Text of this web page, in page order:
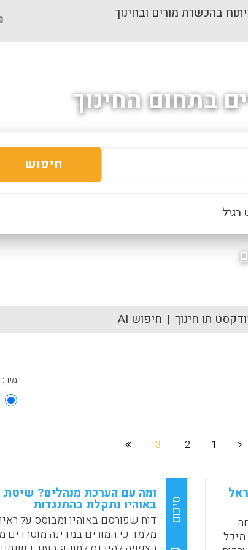
בהכשרת מורים ובחינוך
בתחום החינוך
חיפוש
רגיל
תו חינוך חיפוש AI
מיון:
1
2
3
סיכום
ומה עם הערכת מנהלים? שיטת
באוהיו נתקלת בהתנגדות
מלמד כי המורים במדינה